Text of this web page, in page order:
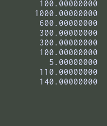
        100.00000000
       1000.00000000
        600.00000000
        300.00000000
        300.00000000
        100.00000000
          5.00000000
        110.00000000
        140.00000000